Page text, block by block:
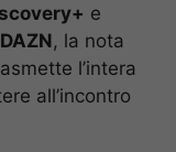
e
DAZN, la nota
l’intera
all’incontro